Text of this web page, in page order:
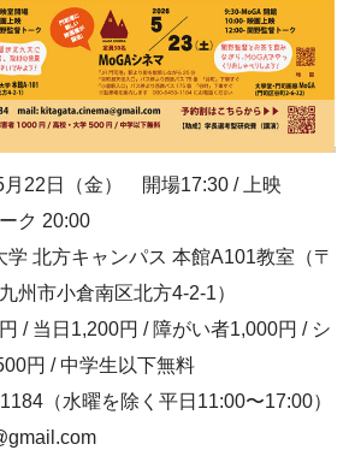
月22日（金） 開場17:30 / 上映
ク 20:00
北方キャンパス 本館A101教室（〒
州市小倉南区北方4-2-1）
/ 当日1,200円 / 障がい者1,000円 / シ
円 / 中学生以下無料
（水曜を除く平日11:00〜17:00）